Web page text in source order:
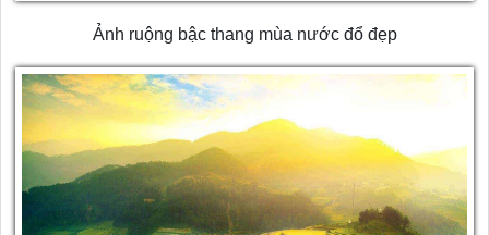
Ảnh ruộng bậc thang mùa nước đổ đẹp